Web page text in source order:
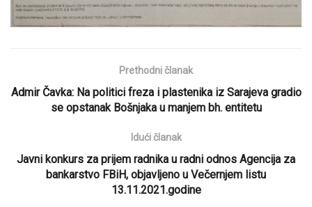
Prethodni članak
Admir Čavka: Na politici freza i plastenika iz Sarajeva gradio
se opstanak Bošnjaka u manjem bh. entitetu
Idući članak
Javni konkurs za prijem radnika u radni odnos Agencija za
bankarstvo FBiH, objavljeno u Večernjem listu
13.11.2021.godine